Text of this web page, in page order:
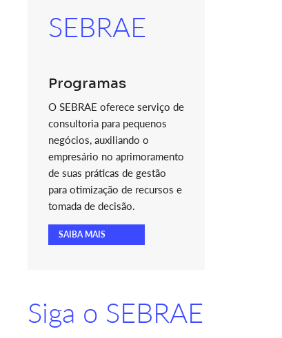
SEBRAE
Programas
O SEBRAE oferece serviço de
consultoria para pequenos
negócios, auxiliando o
empresário no aprimoramento
de suas práticas de gestão
para otimização de recursos e
tomada de decisão.
SAIBA MAIS
Siga o SEBRAE